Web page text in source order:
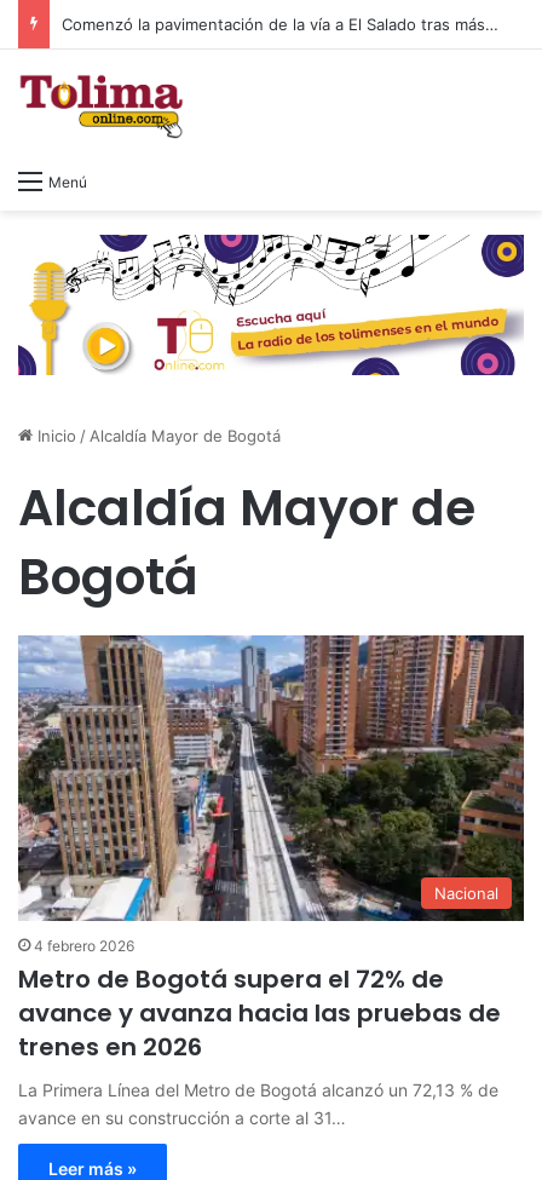
Comenzó la pavimentación de la vía a El Salado tras más de 20 años de espera
Menú
Inicio / Alcaldía Mayor de Bogotá
Alcaldía Mayor de
Bogotá
Nacional
4 febrero 2026
Metro de Bogotá supera el 72% de
avance y avanza hacia las pruebas de
trenes en 2026
La Primera Línea del Metro de Bogotá alcanzó un 72,13 % de
avance en su construcción a corte al 31…
Leer más »